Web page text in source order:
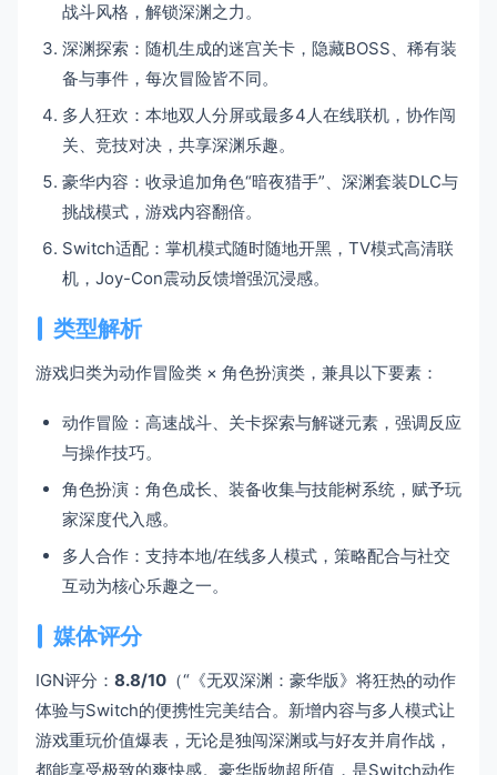
战斗风格，解锁深渊之力。
深渊探索：随机生成的迷宫关卡，隐藏BOSS、稀有装
备与事件，每次冒险皆不同。
多人狂欢：本地双人分屏或最多4人在线联机，协作闯
关、竞技对决，共享深渊乐趣。
豪华内容：收录追加角色“暗夜猎手”、深渊套装DLC与
挑战模式，游戏内容翻倍。
Switch适配：掌机模式随时随地开黑，TV模式高清联
机，Joy-Con震动反馈增强沉浸感。
类型解析
游戏归类为动作冒险类 × 角色扮演类，兼具以下要素：
动作冒险：高速战斗、关卡探索与解谜元素，强调反应
与操作技巧。
角色扮演：角色成长、装备收集与技能树系统，赋予玩
家深度代入感。
多人合作：支持本地/在线多人模式，策略配合与社交
互动为核心乐趣之一。
媒体评分
IGN评分： 8.8/10 （“《无双深渊：豪华版》将狂热的动作
体验与Switch的便携性完美结合。新增内容与多人模式让
游戏重玩价值爆表，无论是独闯深渊或与好友并肩作战，
都能享受极致的爽快感。豪华版物超所值，是Switch动作